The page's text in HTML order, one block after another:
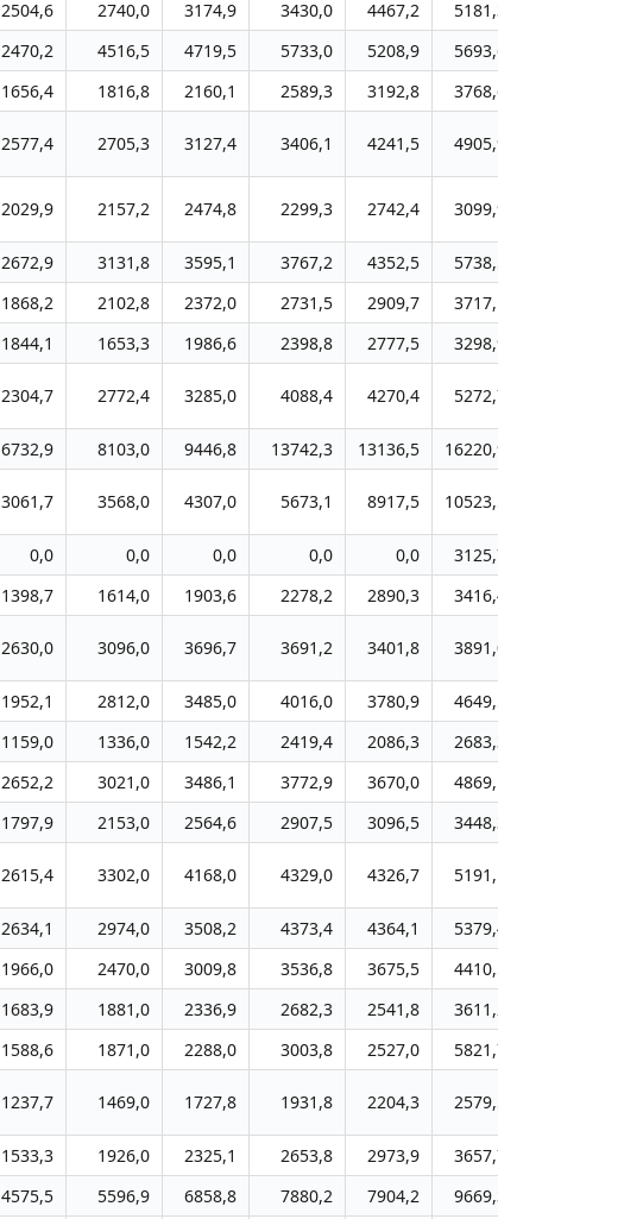
2504,6 2740,0 3174,9 3430,0 4467,2 5181,3
2470,2 4516,5 4719,5 5733,0 5208,9 5693,6
1656,4 1816,8 2160,1 2589,3 3192,8 3768,6
2577,4 2705,3 3127,4 3406,1 4241,5 4905,9
2029,9 2157,2 2474,8 2299,3 2742,4 3099,9
2672,9 3131,8 3595,1 3767,2 4352,5 5738,5
1868,2 2102,8 2372,0 2731,5 2909,7 3717,1
1844,1 1653,3 1986,6 2398,8 2777,5 3298,9
2304,7 2772,4 3285,0 4088,4 4270,4 5272,7
6732,9 8103,0 9446,8 13742,3 13136,5 16220,9
3061,7 3568,0 4307,0 5673,1 8917,5 10523,5
0,0 0,0 0,0 0,0 0,0 3125,7
1398,7 1614,0 1903,6 2278,2 2890,3 3416,4
2630,0 3096,0 3696,7 3691,2 3401,8 3891,0
1952,1 2812,0 3485,0 4016,0 3780,9 4649,5
1159,0 1336,0 1542,2 2419,4 2086,3 2683,3
2652,2 3021,0 3486,1 3772,9 3670,0 4869,1
1797,9 2153,0 2564,6 2907,5 3096,5 3448,3
2615,4 3302,0 4168,0 4329,0 4326,7 5191,1
2634,1 2974,0 3508,2 4373,4 4364,1 5379,4
1966,0 2470,0 3009,8 3536,8 3675,5 4410,5
1683,9 1881,0 2336,9 2682,3 2541,8 3611,2
1588,6 1871,0 2288,0 3003,8 2527,0 5821,7
1237,7 1469,0 1727,8 1931,8 2204,3 2579,5
1533,3 1926,0 2325,1 2653,8 2973,9 3657,7
4575,5 5596,9 6858,8 7880,2 7904,2 9669,3